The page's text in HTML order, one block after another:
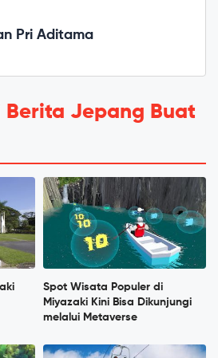
Pri Aditama
Berita Jepang Buat
Spot Wisata Populer di
Miyazaki Kini Bisa Dikunjungi
melalui Metaverse